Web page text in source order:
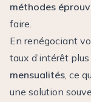
méthodes
faire.
En renégociant
taux d’intérêt
mensualités, ce
une solution